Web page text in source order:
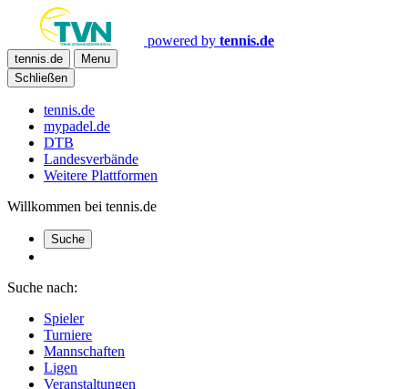
powered by tennis.de
tennis.de
Menu
Schließen
tennis.de
mypadel.de
DTB
Landesverbände
Weitere Plattformen
Willkommen bei tennis.de
Suche
Suche nach:
Spieler
Turniere
Mannschaften
Ligen
Veranstaltungen